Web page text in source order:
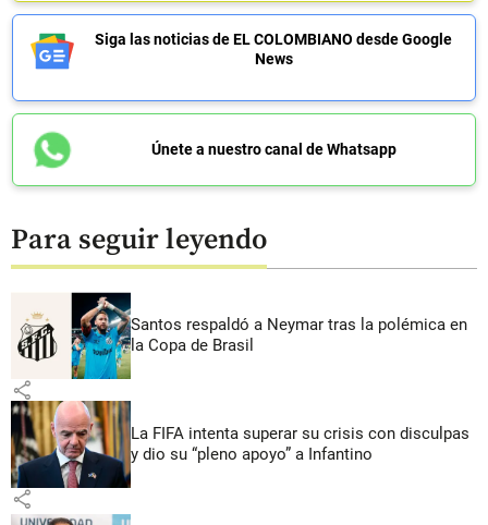
Siga las noticias de EL COLOMBIANO desde Google
News
Únete a nuestro canal de Whatsapp
Para seguir leyendo
Santos respaldó a Neymar tras la polémica en
la Copa de Brasil
share
La FIFA intenta superar su crisis con disculpas
y dio su “pleno apoyo” a Infantino
share